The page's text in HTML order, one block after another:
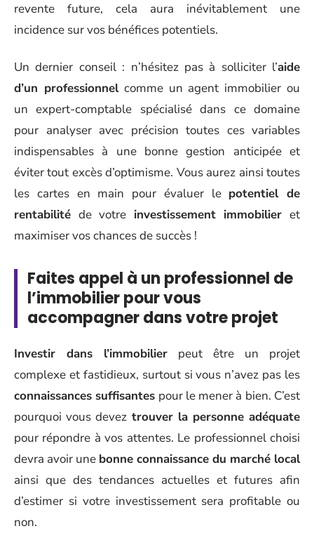
revente future, cela aura inévitablement une
incidence sur vos bénéfices potentiels.
Un dernier conseil : n’hésitez pas à solliciter l’aide
d’un professionnelcomme un agent immobilier ou
un expert-comptable spécialisé dans ce domaine
pour analyser avec précision toutes ces variables
indispensables à une bonne gestion anticipée et
éviter tout excès d’optimisme. Vous aurez ainsi toutes
les cartes en main pour évaluer le potentiel de
rentabilité de votre investissement immobilier et
maximiser vos chances de succès !
Faites appel à un professionnel de
l’immobilier pour vous
accompagner dans votre projet
Investir dans l’immobilier peut être un projet
complexe et fastidieux, surtout si vous n’avez pas les
connaissances suffisantes pour le mener à bien. C’est
pourquoi vous devez trouver la personne adéquate
pour répondre à vos attentes. Le professionnel choisi
devra avoir une bonne connaissance du marché local
ainsi que des tendances actuelles et futures afin
d’estimer si votre investissement sera profitable ou
non.